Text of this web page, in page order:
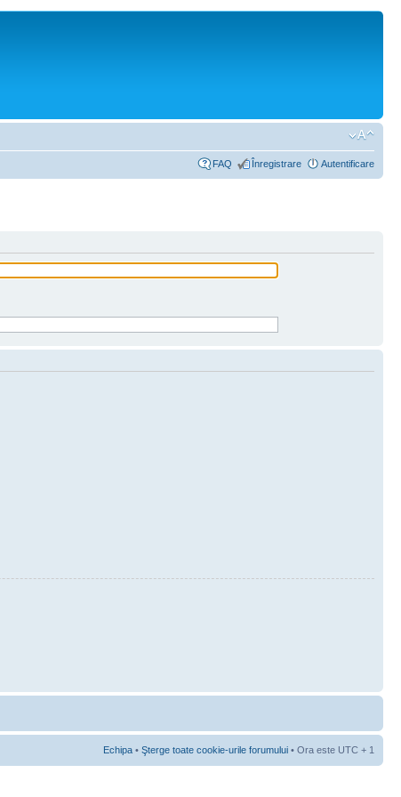
FAQ Înregistrare Autentificare
Echipa • Şterge toate cookie-urile forumului • Ora este UTC + 1